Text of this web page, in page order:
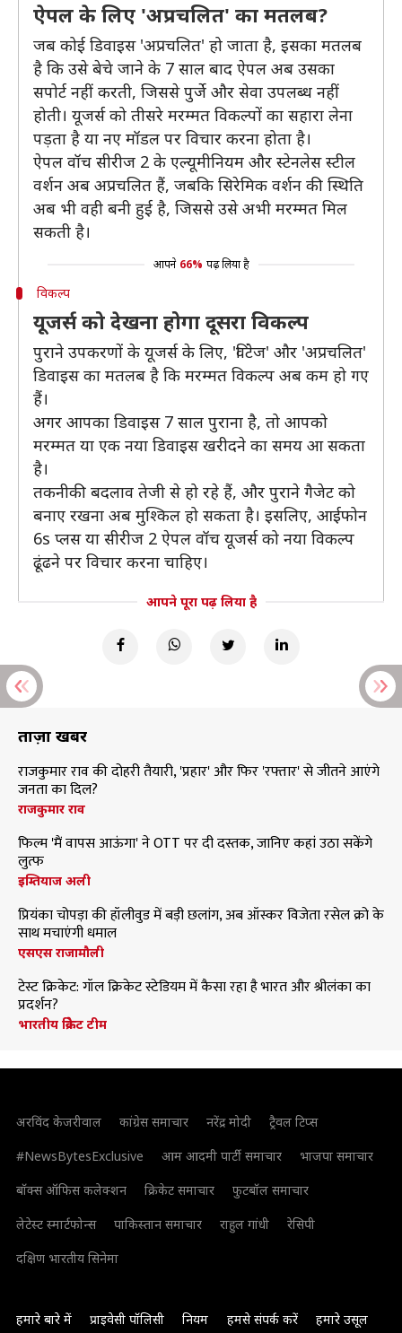
ऐपल के लिए 'अप्रचलित' का मतलब?
जब कोई डिवाइस 'अप्रचलित' हो जाता है, इसका मतलब
है कि उसे बेचे जाने के 7 साल बाद ऐपल अब उसका
सपोर्ट नहीं करती, जिससे पुर्जे और सेवा उपलब्ध नहीं
होती। यूजर्स को तीसरे मरम्मत विकल्पों का सहारा लेना
पड़ता है या नए मॉडल पर विचार करना होता है।
ऐपल वॉच सीरीज 2 के एल्यूमीनियम और स्टेनलेस स्टील
वर्शन अब अप्रचलित हैं, जबकि सिरेमिक वर्शन की स्थिति
अब भी वही बनी हुई है, जिससे उसे अभी मरम्मत मिल
सकती है।
आपने 66% पढ़ लिया है
विकल्प
यूजर्स को देखना होगा दूसरा विकल्प
पुराने उपकरणों के यूजर्स के लिए, 'विंटेज' और 'अप्रचलित'
डिवाइस का मतलब है कि मरम्मत विकल्प अब कम हो गए
हैं।
अगर आपका डिवाइस 7 साल पुराना है, तो आपको
मरम्मत या एक नया डिवाइस खरीदने का समय आ सकता
है।
तकनीकी बदलाव तेजी से हो रहे हैं, और पुराने गैजेट को
बनाए रखना अब मुश्किल हो सकता है। इसलिए, आईफोन
6s प्लस या सीरीज 2 ऐपल वॉच यूजर्स को नया विकल्प
ढूंढने पर विचार करना चाहिए।
आपने पूरा पढ़ लिया है
ताज़ा खबरें
राजकुमार राव की दोहरी तैयारी, 'प्रहार' और फिर 'रफ्तार' से जीतने आएंगे
जनता का दिल?
राजकुमार राव
फिल्म 'मैं वापस आऊंगा' ने OTT पर दी दस्तक, जानिए कहां उठा सकेंगे
लुत्फ
इम्तियाज अली
प्रियंका चोपड़ा की हॉलीवुड में बड़ी छलांग, अब ऑस्कर विजेता रसेल क्रो के
साथ मचाएंगी धमाल
एसएस राजामौली
टेस्ट क्रिकेट: गॉल क्रिकेट स्टेडियम में कैसा रहा है भारत और श्रीलंका का
प्रदर्शन?
भारतीय क्रिकेट टीम
अरविंद केजरीवाल कांग्रेस समाचार नरेंद्र मोदी
ट्रैवल टिप्स
#NewsBytesExclusive
आम आदमी पार्टी समाचार
भाजपा समाचार
बॉक्स ऑफिस कलेक्शन
क्रिकेट समाचार
फुटबॉल समाचार
लेटेस्ट स्मार्टफोन्स
पाकिस्तान समाचार राहुल गांधी
रेसिपी
दक्षिण भारतीय सिनेमा
हमारे बारे में प्राइवेसी पॉलिसी नियम हमसे संपर्क करें हमारे उसूल